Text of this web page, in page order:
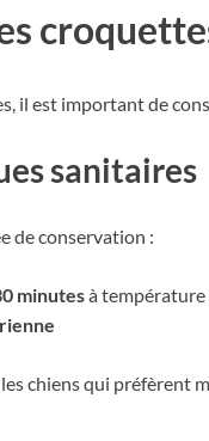
il est important de
sanitaires
de conservation :
minutesà
chiens qui préfèrent